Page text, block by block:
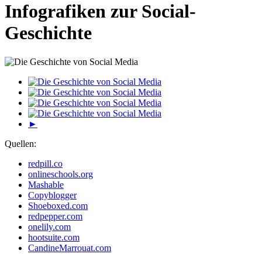
Infografiken zur Social-
Geschichte
►
Quellen:
redpill.co
onlineschools.org
Mashable
Copyblogger
Shoeboxed.com
redpepper.com
onelily.com
hootsuite.com
CandineMarrouat.com